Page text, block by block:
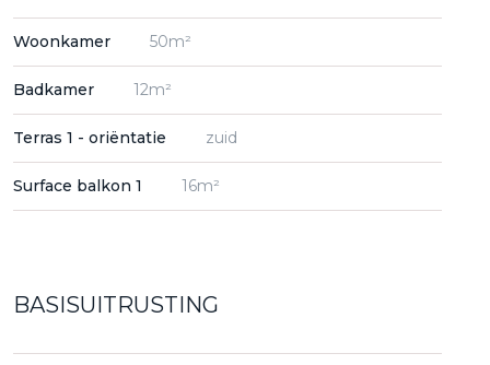
Woonkamer 50m²
Badkamer 12m²
Terras 1 - oriëntatie zuid
Surface balkon 1 16m²
BASISUITRUSTING